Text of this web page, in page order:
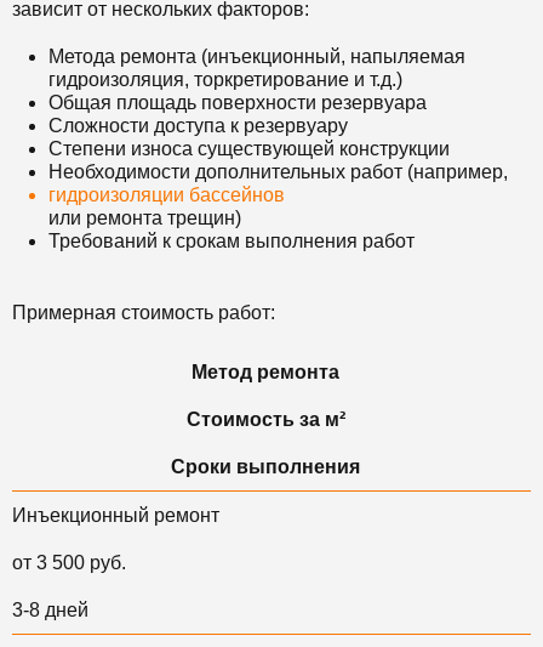
зависит от нескольких факторов:
Метода ремонта (инъекционный, напыляемая
гидроизоляция, торкретирование и т.д.)
Общая площадь поверхности резервуара
Сложности доступа к резервуару
Степени износа существующей конструкции
Необходимости дополнительных работ (например,
гидроизоляции бассейнов
или ремонта трещин)
Требований к срокам выполнения работ
Примерная стоимость работ:
Метод ремонта
Стоимость за м²
Сроки выполнения
Инъекционный ремонт
от 3 500 руб.
3-8 дней